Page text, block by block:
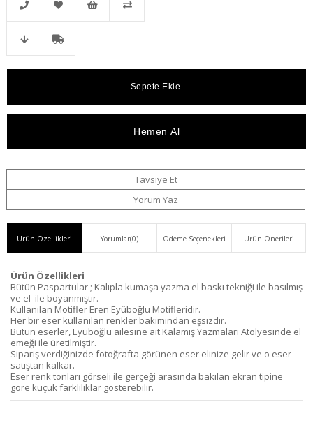
Telefonla Favorilere
Tavsiye Et
Yorum Yaz
Ürün Özellikleri Yorumlar(0) Ödeme Seçenekleri Ürün Önerileri
Ürün Özellikleri
Bütün Paspartular ; Kalıpla kumaşa yazma el baskı tekniği ile basılmış
ve el ile boyanmıştır.
Kullanılan Motifler Eren Eyüboğlu Motifleridir.
Her bir eser kullanılan renkler bakımından eşsizdir.
Bütün eserler, Eyüboğlu ailesine ait Kalamış Yazmaları Atölyesinde el
emeği ile üretilmiştir.
Sipariş verdiğinizde fotoğrafta görünen eser elinize gelir ve o eser
satıştan kalkar.
Eser renk tonları görseli ile gerçeği arasında bakılan ekran tipine
göre küçük farklılıklar gösterebilir.